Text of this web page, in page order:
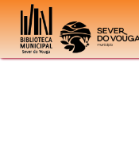
Ir para o conteúdo